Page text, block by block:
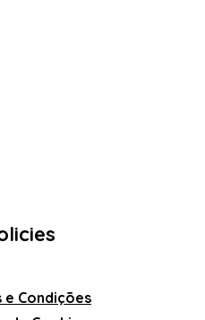
e Condições